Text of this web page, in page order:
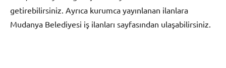
getirebilirsiniz. Ayrıca kurumca yayınlanan ilanlara
Mudanya Belediyesi iş ilanları sayfasından ulaşabilirsiniz.